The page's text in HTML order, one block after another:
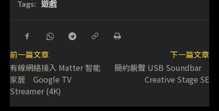
Tags: 遊戲
前一篇文章
有線網絡接入 Matter 智能
家居 Google TV
Streamer (4K)
下一篇文章
簡約靚聲 USB Soundbar
Creative Stage SE